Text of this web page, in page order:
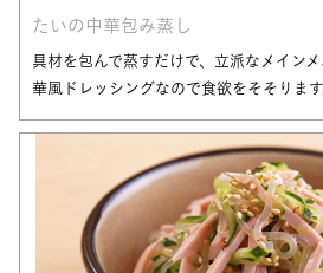
たいの中華包み蒸し
具材を包んで蒸すだけで、立派なメイン
華風ドレッシングなので食欲をそそります